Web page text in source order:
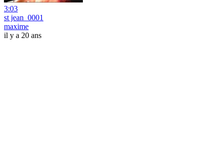
3:03
st jean_0001
maxime
il y a 20 ans